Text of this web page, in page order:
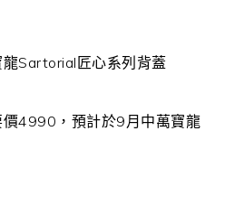
Sartorial匠心系列背蓋
4990，預計於9月中萬寶龍